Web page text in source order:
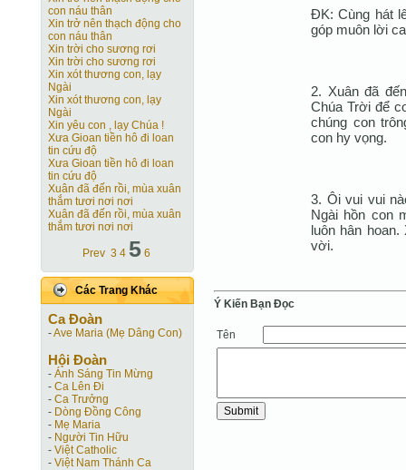
con náu thân
Xin trở nên thạch động cho
con náu thân
Xin trời cho sương rơi
Xin trời cho sương rơi
Xin xót thương con, lạy
Ngài
Xin xót thương con, lạy
Ngài
Xin yêu con , lạy Chúa !
Xưa Gioan tiền hô đi loan
tin cứu độ
Xưa Gioan tiền hô đi loan
tin cứu độ
Xuân đã đến rồi, mùa xuân
thắm tươi nơi nơi
Xuân đã đến rồi, mùa xuân
thắm tươi nơi nơi
Prev 3 4 5 6
Các Trang Khác
Ca Ðoàn
-Ave Maria (Mẹ Dâng Con)
Hội Ðoàn
- Ánh Sáng Tin Mừng
- Ca Lên Đi
- Ca Trưởng
- Dòng Đồng Công
- Mẹ Maria
- Người Tin Hữu
- Việt Catholic
- Việt Nam Thánh Ca
ÐK: Cùng hát
góp muôn lời
2. Xuân đã
Chúa Trời để
chúng con
con hy vọng.
3. Ôi vui vui
Ngài hồn con
luôn hân
vời.
Ý Kiến Bạn Ðọc
Tên